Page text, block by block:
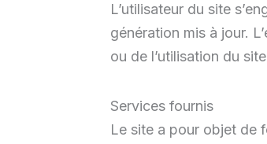
L’utilisateur du site
génération mis à jour.
ou de l’utilisation du
Services fournis
Le site a pour objet de